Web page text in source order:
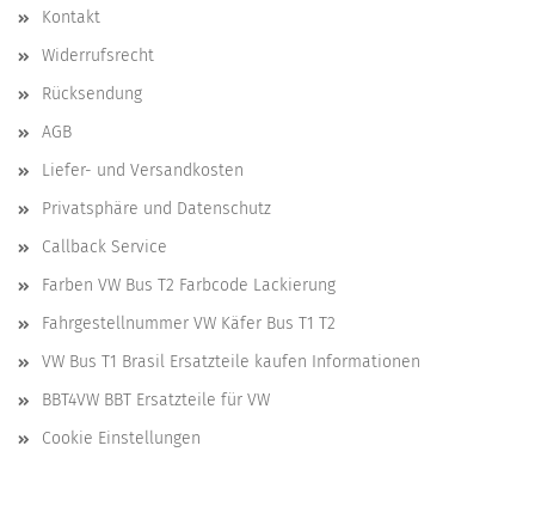
Kontakt
Widerrufsrecht
Rücksendung
AGB
Liefer- und Versandkosten
Privatsphäre und Datenschutz
Callback Service
Farben VW Bus T2 Farbcode Lackierung
Fahrgestellnummer VW Käfer Bus T1 T2
VW Bus T1 Brasil Ersatzteile kaufen Informationen
BBT4VW BBT Ersatzteile für VW
Cookie Einstellungen